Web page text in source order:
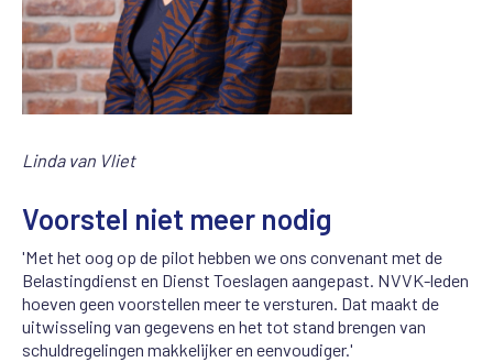
Linda van Vliet
Voorstel niet meer nodig
'Met het oog op de pilot hebben we ons convenant met de
Belastingdienst en Dienst Toeslagen aangepast. NVVK-leden
hoeven geen voorstellen meer te versturen. Dat maakt de
uitwisseling van gegevens en het tot stand brengen van
schuldregelingen makkelijker en eenvoudiger.'